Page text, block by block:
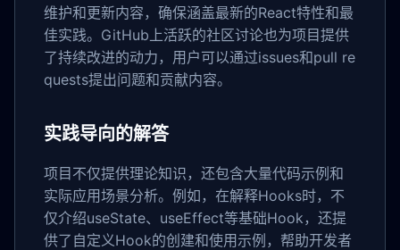
维护和更新内容，确保涵盖最新的React特性和最
佳实践。GitHub上活跃的社区讨论也为项目提供
了持续改进的动力，用户可以通过issues和pull re
quests提出问题和贡献内容。
实践导向的解答
项目不仅提供理论知识，还包含大量代码示例和
实际应用场景分析。例如，在解释Hooks时，不
仅介绍useState、useEffect等基础Hook，还提
供了自定义Hook的创建和使用示例，帮助开发者